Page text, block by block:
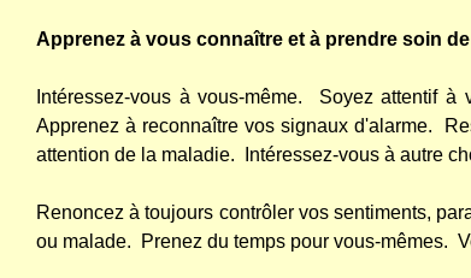
Apprenez à vous connaître et à prendre soin
Intéressez-vous à vous-même. Soyez attentif à
Apprenez à reconnaître vos signaux d'alarme.
attention de la maladie.
Intéressez-vous à autre
Renoncez à toujours contrôler vos sentiments,
ou malade.
Prenez du temps pour vous-mêmes.